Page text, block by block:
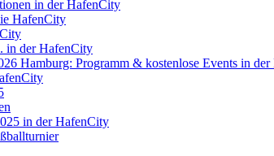
in der HafenCity
HafenCity
in der HafenCity
Hamburg: Programm & kostenlose Events in
in der HafenCity